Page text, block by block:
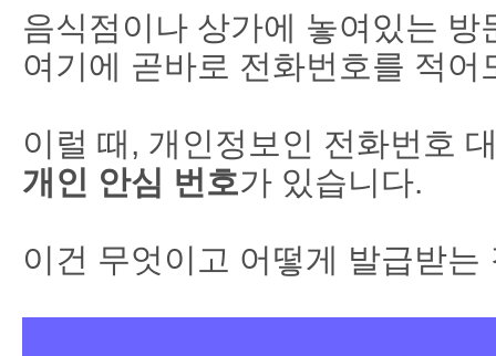
음식점이나 상가에 놓여있는 방
여기에 곧바로 전화번호를 적어
이럴 때, 개인정보인 전화번호
개인 안심 번호가 있습니다.
이건 무엇이고 어떻게 발급받는